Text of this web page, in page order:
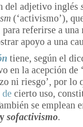
del adjetivo inglés
(‘activismo’),
referirse a una
apoyo a una
tiene, según el
en la acepción de
ni riesgo’, por lo
de cierto uso,
se emplean
y sofactivismo.